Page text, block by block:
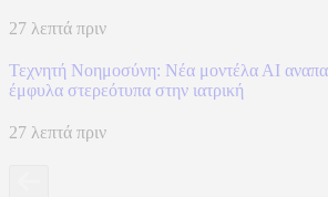
27 λεπτά πριν
Τεχνητή Νοημοσύνη: Νέα μοντέλα ΑΙ
έμφυλα στερεότυπα στην ιατρική
27 λεπτά πριν